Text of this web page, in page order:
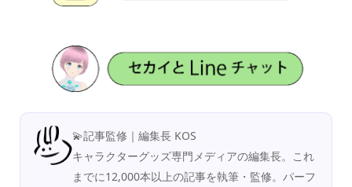
💫記事監修｜編集長 KOS
キャラクターグッズ専門メディアの編集長。これ
までに12,000本以上の記事を執筆・監修。パーフ